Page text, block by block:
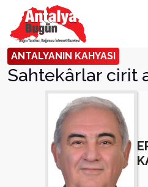
ANTALYANIN KAHYASI
Sahtekârlar cirit
Arama Yap!